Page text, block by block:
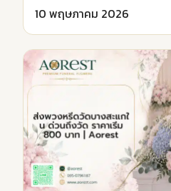
10 พฤษภาคม 2026